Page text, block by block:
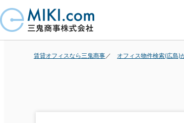
賃貸オフィスなら三鬼商事 オフィス物件検索(広島)